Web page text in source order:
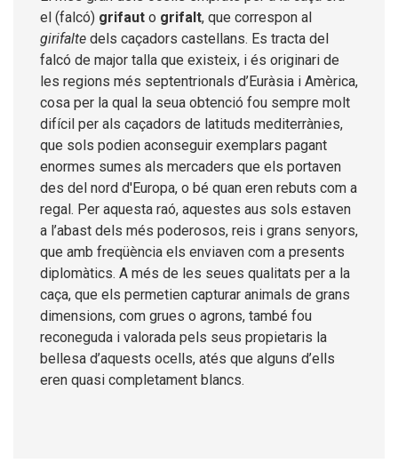
el (falcó) grifaut o grifalt, que correspon al
girifalte dels caçadors castellans. Es tracta del
falcó de major talla que existeix, i és originari de
les regions més septentrionals d’Euràsia i Amèrica,
cosa per la qual la seua obtenció fou sempre molt
difícil per als caçadors de latituds mediterrànies,
que sols podien aconseguir exemplars pagant
enormes sumes als mercaders que els portaven
des del nord d'Europa, o bé quan eren rebuts com a
regal. Per aquesta raó, aquestes aus sols estaven
a l’abast dels més poderosos, reis i grans senyors,
que amb freqüència els enviaven com a presents
diplomàtics. A més de les seues qualitats per a la
caça, que els permetien capturar animals de grans
dimensions, com grues o agrons, també fou
reconeguda i valorada pels seus propietaris la
bellesa d’aquests ocells, atés que alguns d’ells
eren quasi completament blancs.